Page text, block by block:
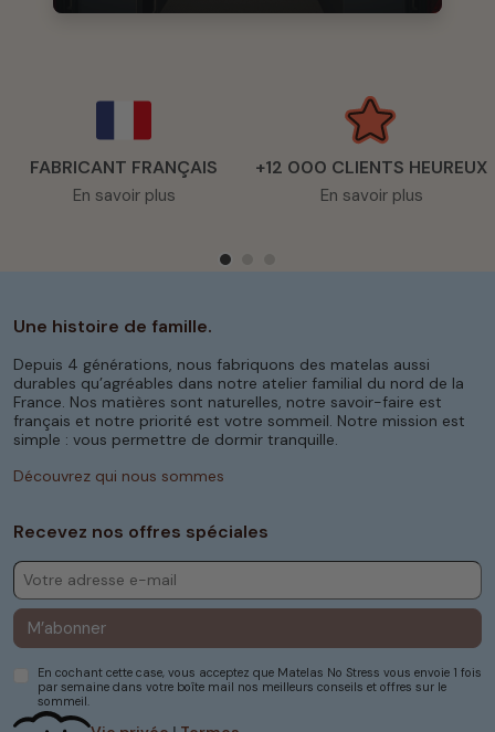
FABRICANT FRANÇAIS
En savoir plus
+12 000 CLIENTS HEUREUX
En savoir plus
Une histoire de famille.
Depuis 4 générations, nous fabriquons des matelas aussi
durables qu’agréables dans notre atelier familial du nord de la
France. Nos matières sont naturelles, notre savoir-faire est
français et notre priorité est votre sommeil. Notre mission est
simple : vous permettre de dormir tranquille.
Découvrez qui nous sommes
Recevez nos offres spéciales
M’abonner
En cochant cette case, vous acceptez que Matelas No Stress vous envoie 1 fois
par semaine dans votre boîte mail nos meilleurs conseils et offres sur le
sommeil.